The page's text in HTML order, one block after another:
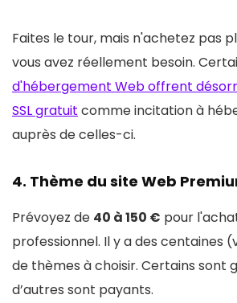
Faites le tour, mais n'achetez pas
vous avez réellement besoin.
d'hébergement Web offrent
SSL gratuit comme incitation à
auprès de celles-ci.
4. Thème du site Web
Prévoyez de 40 à 150 € pour
professionnel. Il y a des centaines
de thèmes à choisir. Certains sont
d’autres sont payants.